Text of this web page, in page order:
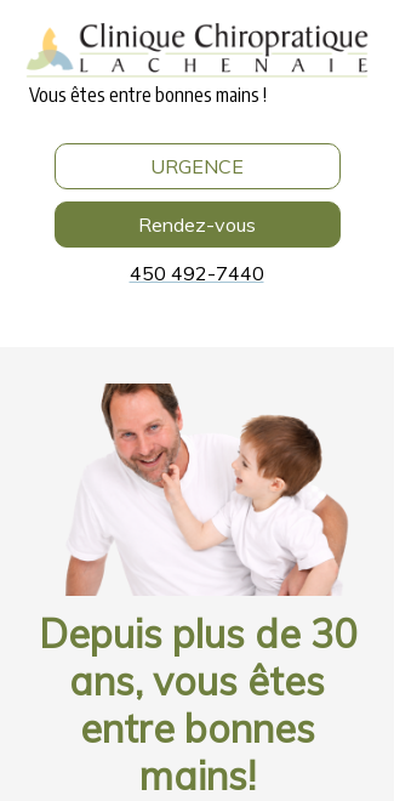
Vous êtes entre bonnes mains !
URGENCE
Rendez-vous
450 492-7440
Depuis plus de 30
ans, vous êtes
entre bonnes
mains!